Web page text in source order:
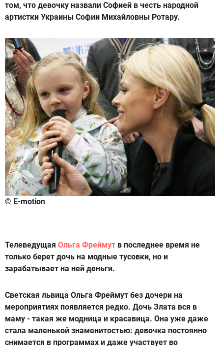
том, что девочку назвали Софией в честь народной
артистки Украины Софии Михайловны Ротару.
© E-motion
Телеведущая Ольга Фреймут в последнее время не
только берет дочь на модные тусовки, но и
зарабатывает на ней деньги.
Светская львица Ольга Фреймут без дочери на
мероприятиях появляется редко. Дочь Злата вся в
маму - такая же модница и красавица. Она уже даже
стала маленькой знаменитостью: девочка постоянно
снимается в программах и даже участвует во